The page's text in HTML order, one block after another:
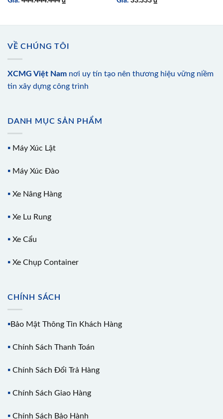
VỀ CHÚNG TÔI
XCMG Việt Nam nơi uy tín tạo nên thương hiệu vững niềm
tin xây dựng công trình
DANH MỤC SẢN PHẨM
▪️ Máy Xúc Lật
▪️ Máy Xúc Đào
▪️ Xe Nâng Hàng
▪️ Xe Lu Rung
▪️ Xe Cẩu
▪️ Xe Chụp Container
CHÍNH SÁCH
▪️Bảo Mật Thông Tin Khách Hàng
▪️ Chính Sách Thanh Toán
▪️ Chính Sách Đổi Trả Hàng
▪️ Chính Sách Giao Hàng
▪️ Chính Sách Bảo Hành